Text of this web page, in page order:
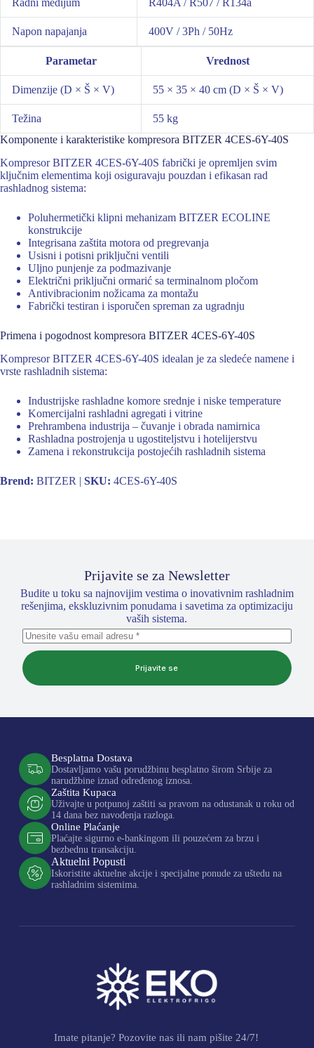
Radni medijum R404A / R507 / R134a
Napon napajanja 400V / 3Ph / 50Hz
Parametar Vrednost
Dimenzije (D × Š × V) 55 × 35 × 40 cm (D × Š × V)
Težina
55 kg
Komponente i karakteristike kompresora BITZER 4CES-6Y-40S
Kompresor BITZER 4CES-6Y-40S fabrički je opremljen svim
ključnim elementima koji osiguravaju pouzdan i efikasan rad
rashladnog sistema:
Poluhermetički klipni mehanizam BITZER ECOLINE
konstrukcije
Integrisana zaštita motora od pregrevanja
Usisni i potisni priključni ventili
Uljno punjenje za podmazivanje
Električni priključni ormarić sa terminalnom pločom
Antivibracionim nožicama za montažu
Fabrički testiran i isporučen spreman za ugradnju
Primena i pogodnost kompresora BITZER 4CES-6Y-40S
Kompresor BITZER 4CES-6Y-40S idealan je za sledeće namene i
vrste rashladnih sistema:
Industrijske rashladne komore srednje i niske temperature
Komercijalni rashladni agregati i vitrine
Prehrambena industrija – čuvanje i obrada namirnica
Rashladna postrojenja u ugostiteljstvu i hotelijerstvu
Zamena i rekonstrukcija postojećih rashladnih sistema
Brend: BITZER | SKU: 4CES-6Y-40S
Prijavite se za Newsletter
Budite u toku sa najnovijim vestima o inovativnim rashladnim
rešenjima, ekskluzivnim ponudama i savetima za optimizaciju
vaših sistema.
Prijavite se
Besplatna Dostava
Dostavljamo vašu porudžbinu besplatno širom Srbije za
narudžbine iznad određenog iznosa.
Zaštita Kupaca
Uživajte u potpunoj zaštiti sa pravom na odustanak u roku od
14 dana bez navođenja razloga.
Online Plaćanje
Plaćajte sigurno e-bankingom ili pouzećem za brzu i
bezbednu transakciju.
Aktuelni Popusti
Iskoristite aktuelne akcije i specijalne ponude za uštedu na
rashladnim sistemima.
Imate pitanje? Pozovite nas ili nam pišite 24/7!